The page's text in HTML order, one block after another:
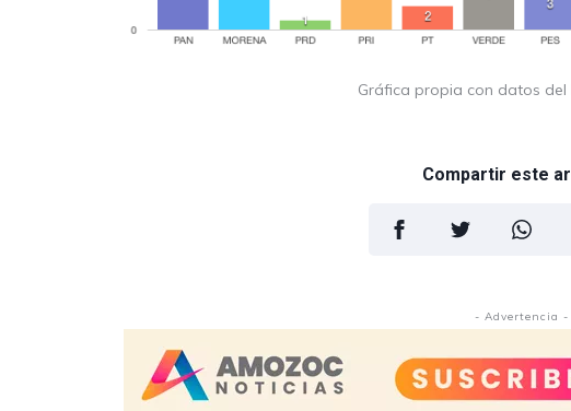
Gráfica propia con datos del
Compartir este
- Advertencia -